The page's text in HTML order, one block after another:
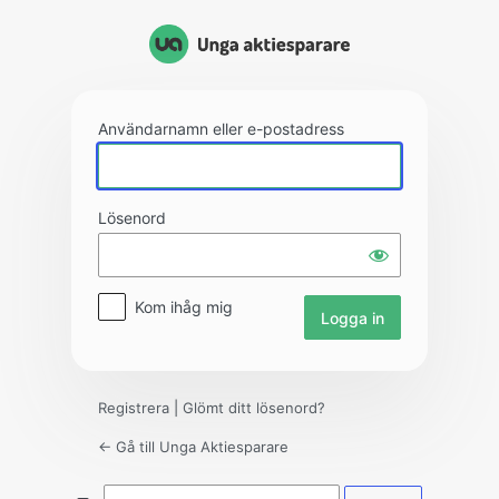
Användarnamn eller e-postadress
Lösenord
Kom ihåg mig
Registrera Glömt ditt lösenord?
← Gå till Unga Aktiesparare